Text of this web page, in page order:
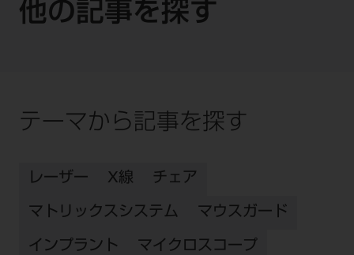
他の記事を探す
テーマから記事を探す
レーザー X線 チェア
マトリックスシステム マウスガード
インプラント マイクロスコープ